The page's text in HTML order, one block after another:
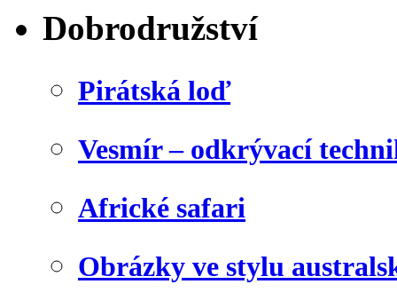
Dobrodružství
Pirátská loď
Vesmír – odkrývací
Africké safari
Obrázky ve stylu